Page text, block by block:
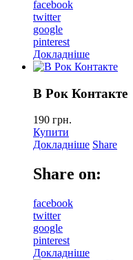
facebook
twitter
google
pinterest
Докладніше
В Рок Контакте
190 грн.
Купити
Докладніше Share
Share on:
facebook
twitter
google
pinterest
Докладніше